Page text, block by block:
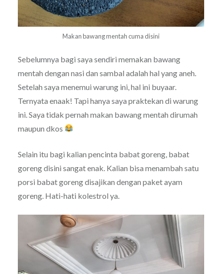
Makan bawang mentah cuma disini
Sebelumnya bagi saya sendiri memakan bawang
mentah dengan nasi dan sambal adalah hal yang aneh.
Setelah saya menemui warung ini, hal ini buyaar.
Ternyata enaak! Tapi hanya saya praktekan di warung
ini. Saya tidak pernah makan bawang mentah dirumah
maupun dkos
Selain itu bagi kalian pencinta babat goreng, babat
goreng disini sangat enak. Kalian bisa menambah satu
porsi babat goreng disajikan dengan paket ayam
goreng. Hati-hati kolestrol ya.